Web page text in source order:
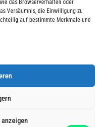
das Browserverhalten oder
Versäumnis, die Einwilligung zu
auf bestimmte Merkmale und
Wiedikon
Alle Rechte vorbehalten